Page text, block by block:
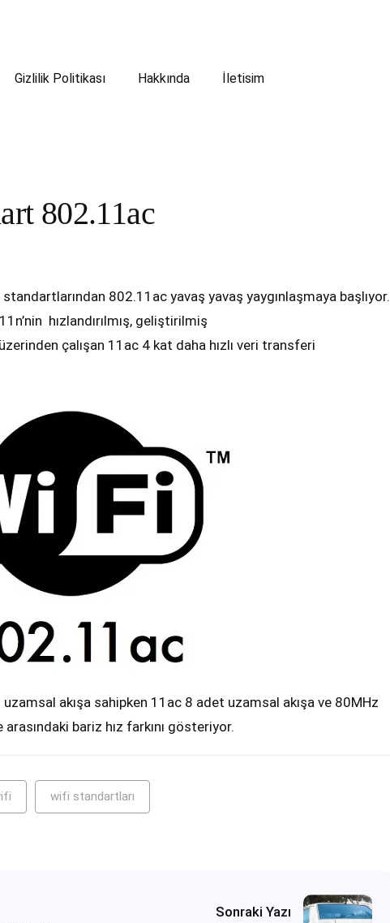
Gizlilik Politikası Hakkında İletisim
802.11ac
802.11ac yavaş yavaş yaygınlaşmaya başlıyor.
hızlandırılmış, geliştirilmiş
çalışan 11ac 4 kat daha hızlı veri transferi
akışa sahipken 11ac 8 adet uzamsal akışa ve 80MHz
bariz hız farkını gösteriyor.
wifi standartları
Sonraki Yazı